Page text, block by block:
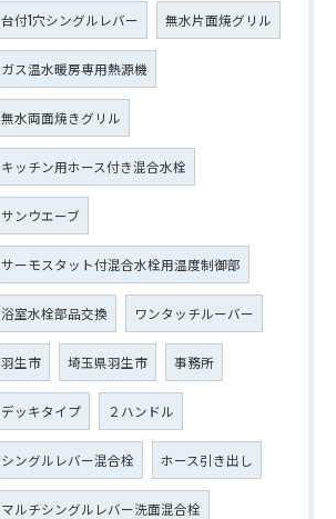
台付1穴シングルレバー 無水片面焼グリル
ガス温水暖房専用熱源機
無水両面焼きグリル
キッチン用ホース付き混合水栓
サンウエーブ
サーモスタット付混合水栓用温度制御部
浴室水栓部品交換 ワンタッチルーバー
羽生市 埼玉県羽生市 事務所
デッキタイプ ２ハンドル
シングルレバー混合栓 ホース引き出し
マルチシングルレバー洗面混合栓